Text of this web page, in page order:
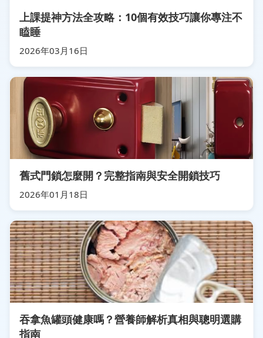
上課提神方法全攻略：10個有效技巧讓你專注不
瞌睡
2026年03月16日
舊式門鎖怎麼開？完整指南與安全開鎖技巧
2026年01月18日
吞拿魚罐頭健康嗎？營養師解析真相與聰明選購
指南